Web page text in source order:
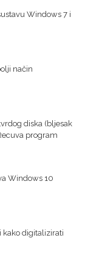
Windows 7 i
način
diska (bljesak
program
Windows 10
kako digitalizirati